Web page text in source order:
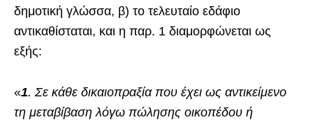
δημοτική γλώσσα, β) το τελευταίο εδάφιο
αντικαθίσταται, και η παρ. 1 διαμορφώνεται ως
εξής:
«1. Σε κάθε δικαιοπραξία που έχει ως αντικείμενο
τη μεταβίβαση λόγω πώλησης οικοπέδου ή